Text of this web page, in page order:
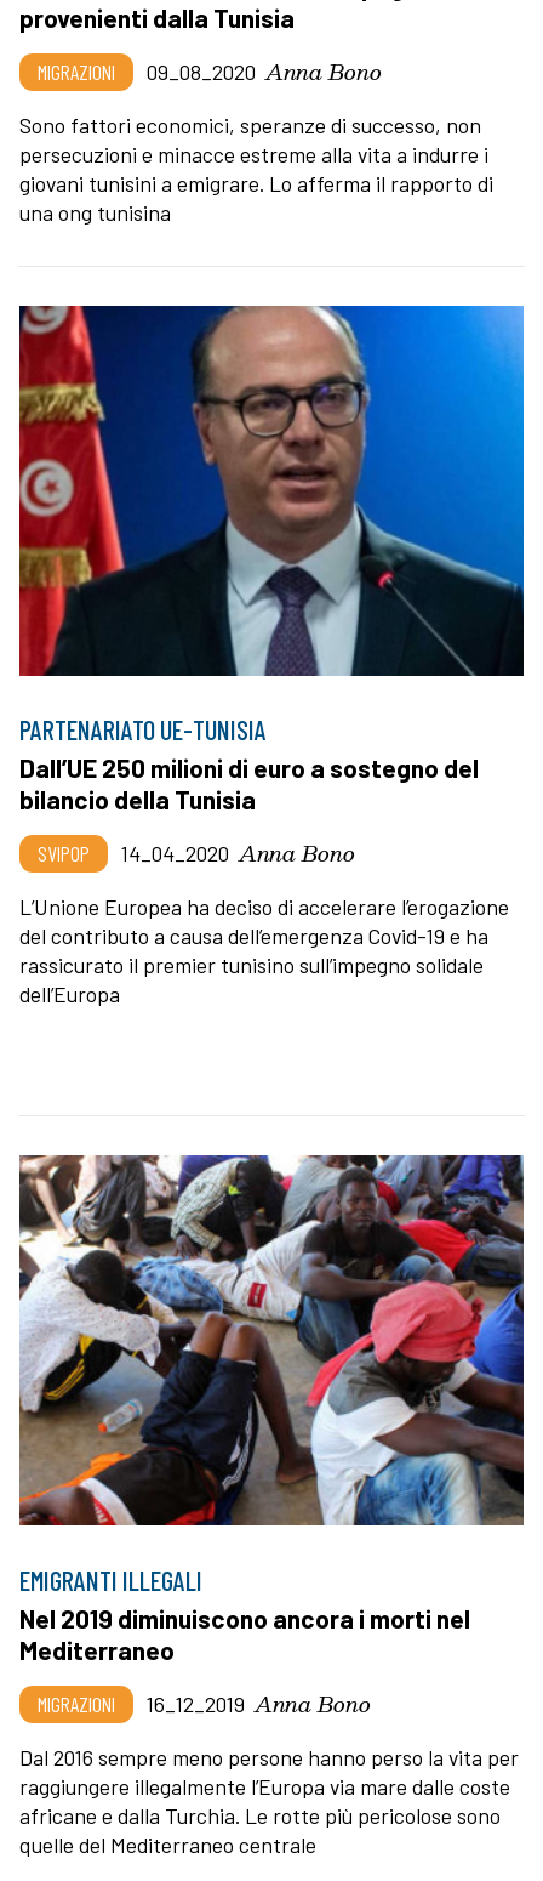
provenienti dalla Tunisia
MIGRAZIONI 09_08_2020 Anna Bono
Sono fattori economici, speranze di successo, non
persecuzioni e minacce estreme alla vita a indurre i
giovani tunisini a emigrare. Lo afferma il rapporto di
una ong tunisina
PARTENARIATO UE-TUNISIA
Dall’UE 250 milioni di euro a sostegno del
bilancio della Tunisia
SVIPOP 14_04_2020 Anna Bono
L’Unione Europea ha deciso di accelerare l’erogazione
del contributo a causa dell’emergenza Covid-19 e ha
rassicurato il premier tunisino sull’impegno solidale
dell’Europa
EMIGRANTI ILLEGALI
Nel 2019 diminuiscono ancora i morti nel
Mediterraneo
MIGRAZIONI 16_12_2019 Anna Bono
Dal 2016 sempre meno persone hanno perso la vita per
raggiungere illegalmente l’Europa via mare dalle coste
africane e dalla Turchia. Le rotte più pericolose sono
quelle del Mediterraneo centrale